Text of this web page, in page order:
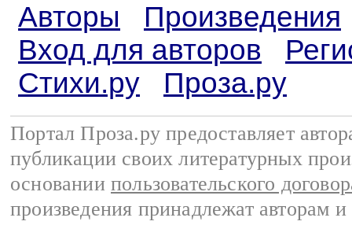
Авторы
Произведения
Вход для авторов
Стихи.ру
Проза.ру
Портал Проза.ру предоставляет
публикации своих литературных
основании пользовательского
произведения принадлежат авторам